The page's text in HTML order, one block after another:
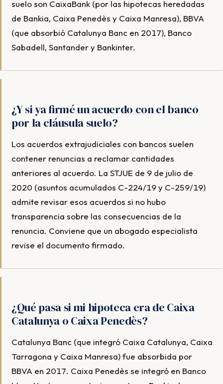
suelo son CaixaBank (por las hipotecas heredadas
de Bankia, Caixa Penedès y Caixa Manresa), BBVA
(que absorbió Catalunya Banc en 2017), Banco
Sabadell, Santander y Bankinter.
¿Y si ya firmé un acuerdo con el banco
por la cláusula suelo?
Los acuerdos extrajudiciales con bancos suelen
contener renuncias a reclamar cantidades
anteriores al acuerdo. La STJUE de 9 de julio de
2020 (asuntos acumulados C-224/19 y C-259/19)
admite revisar esos acuerdos si no hubo
transparencia sobre las consecuencias de la
renuncia. Conviene que un abogado especialista
revise el documento firmado.
¿Qué pasa si mi hipoteca era de Caixa
Catalunya o Caixa Penedès?
Catalunya Banc (que integró Caixa Catalunya, Caixa
Tarragona y Caixa Manresa) fue absorbida por
BBVA en 2017. Caixa Penedès se integró en Banco